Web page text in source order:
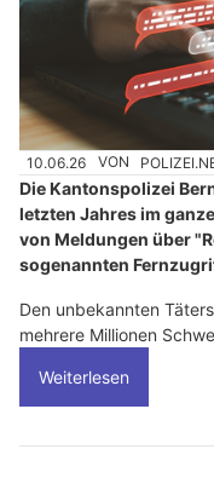
10.06.26 VON
Die Kantonspolizei
letzten Jahres im
von Meldungen über
sogenannten
Den unbekannten
mehrere Millionen
Weiterlesen